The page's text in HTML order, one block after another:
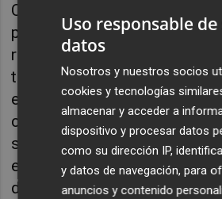
Collyer, ante su segundo
primer equipo de los 'Diablos
reacción del equipo local.
tiro de Zirkzee, repelido por
entendió que la remontada
cuando Mohamed Salah
solo era el minuto 53.
egipcio rozó el 0-4. Su tiro lo
demasiado alto.
Uso responsable de
datos
Nosotros y nuestros socios
cookies y tecnologías
almacenar y acceder a
dispositivo y procesar datos
como su dirección IP,
y datos de navegación, para
anuncios y contenido